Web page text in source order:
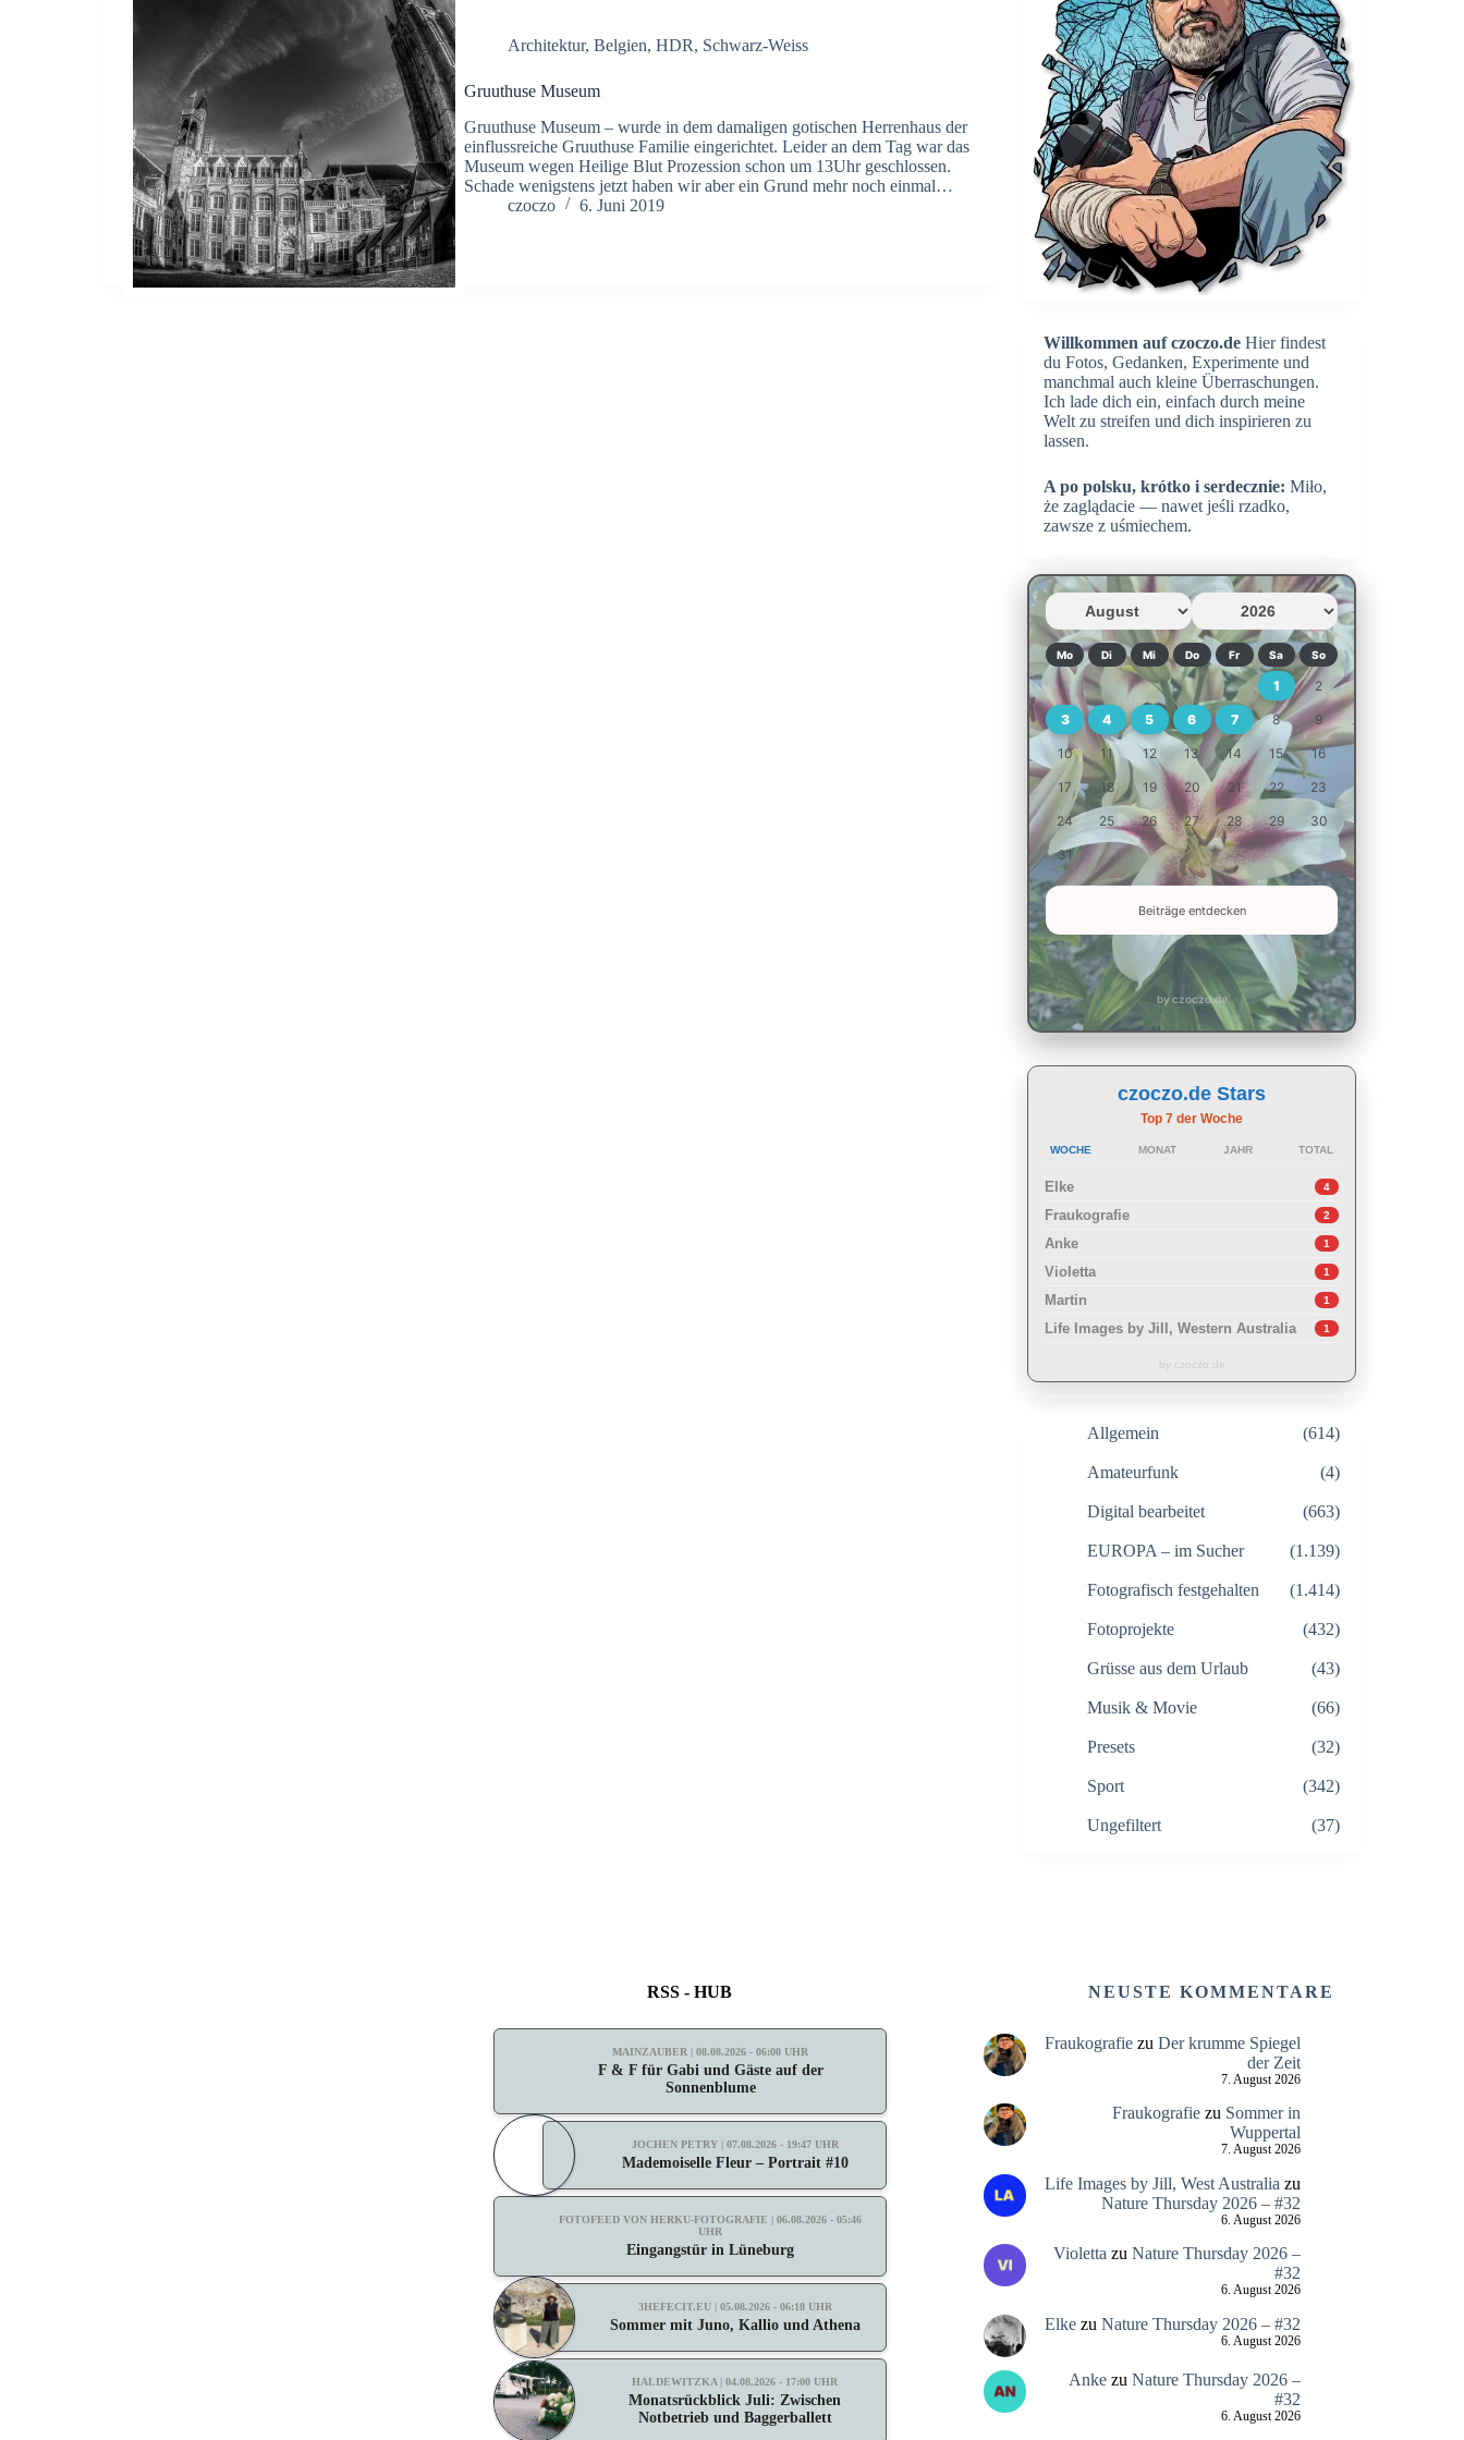
Architektur,Belgien,HDR, Schwarz-Weiss
Gruuthuse Museum
Gruuthuse Museum – wurde in dem damaligen gotischen Herrenhaus der
einflussreiche Gruuthuse Familie eingerichtet. Leider an dem Tag war das
Museum wegen Heilige Blut Prozession schon um 13Uhr geschlossen.
Schade wenigstens jetzt haben wir aber ein Grund mehr noch einmal…
czoczo
6. Juni 2019
Willkommen auf czoczo.de Hier findest
du Fotos, Gedanken, Experimente und
manchmal auch kleine Überraschungen.
Ich lade dich ein, einfach durch meine
Welt zu streifen und dich inspirieren zu
lassen.
A po polsku, krótko i serdecznie: Miło,
że zaglądacie — nawet jeśli rzadko,
zawsze z uśmiechem.
Mo Di Mi Do Fr Sa So
1 2
3 4 5 6 7 8 9
10 11 12 13 14 15 16
17 18 19 20 21 22 23
24 25 26 27 28 29 30
31
Beiträge entdecken
by czoczo.de
czoczo.de Stars
Top 7 der Woche
WOCHE MONAT JAHR TOTAL
Elke 4
Fraukografie 2
Anke 1
Violetta 1
Martin 1
Life Images by Jill, Western Australia 1
by czoczo.de
Allgemein (614)
Amateurfunk (4)
Digital bearbeitet (663)
EUROPA – im Sucher (1.139)
Fotografisch festgehalten (1.414)
Fotoprojekte (432)
Grüsse aus dem Urlaub (43)
Musik & Movie (66)
Presets (32)
Sport (342)
Ungefiltert (37)
RSS - HUB
MAINZAUBER | 08.08.2026 - 06:00 UHR
F & F für Gabi und Gäste auf der
Sonnenblume
JOCHEN PETRY | 07.08.2026 - 19:47 UHR
Mademoiselle Fleur – Portrait #10
FOTOFEED VON HERKU-FOTOGRAFIE | 06.08.2026 - 05:46
UHR
Eingangstür in Lüneburg
3HEFECIT.EU | 05.08.2026 - 06:18 UHR
Sommer mit Juno, Kallio und Athena
HALDEWITZKA | 04.08.2026 - 17:00 UHR
Monatsrückblick Juli: Zwischen
Notbetrieb und Baggerballett
NEUSTE KOMMENTARE
Fraukografiezu Der krumme Spiegel
der Zeit
7. August 2026
Fraukografiezu Sommer in
Wuppertal
7. August 2026
Life Images by Jill, West Australia zu
Nature Thursday 2026 – #32
6. August 2026
Violettazu Nature Thursday 2026 –
#32
6. August 2026
Elkezu Nature Thursday 2026 – #32
6. August 2026
Ankezu Nature Thursday 2026 –
#32
6. August 2026